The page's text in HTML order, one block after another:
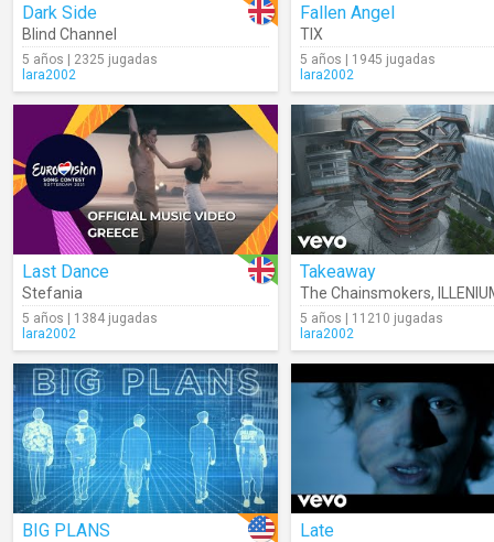
Dark Side
Blind Channel
5 años | 2325 jugadas
lara2002
Fallen Angel
TIX
5 años | 1945 jugadas
lara2002
Last Dance
Stefania
5 años | 1384 jugadas
lara2002
Takeaway
The Chainsmokers,
5 años | 11210 jugadas
lara2002
BIG PLANS Late